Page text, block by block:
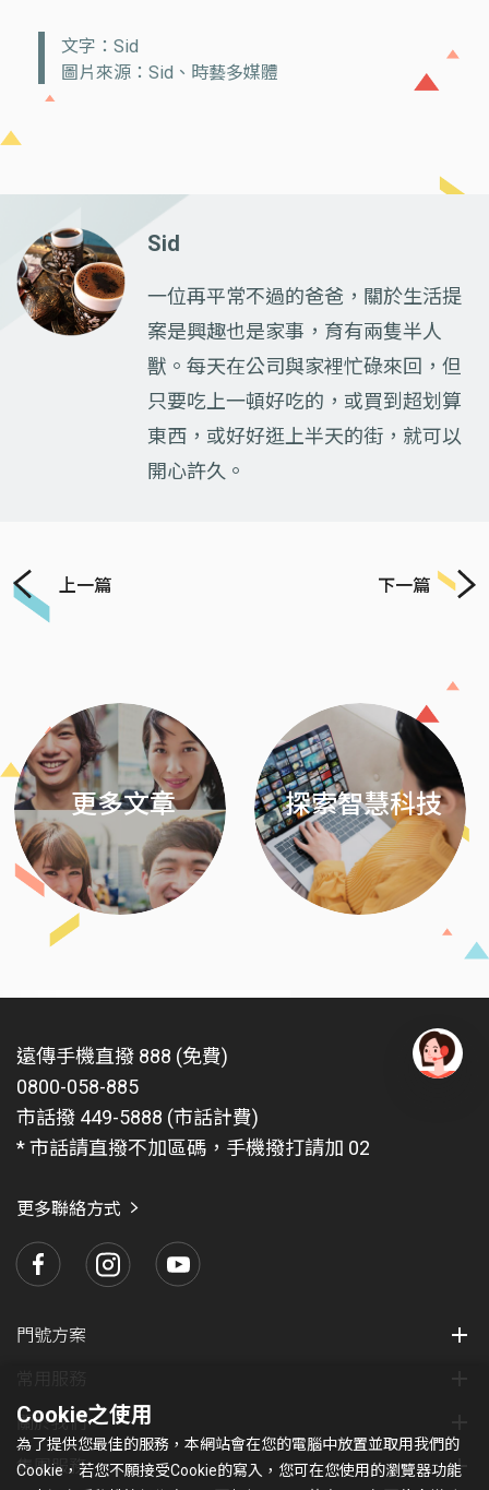
文字：Sid
圖片來源：Sid、時藝多媒體
Sid
一位再平常不過的爸爸，關於生活提
案是興趣也是家事，育有兩隻半人
獸。每天在公司與家裡忙碌來回，但
只要吃上一頓好吃的，或買到超划算
東西，或好好逛上半天的街，就可以
開心許久。
上一篇 下一篇
更多文章 探索智慧科技
遠傳手機直撥 888 (免費)
0800-058-885
市話撥 449-5888 (市話計費)
* 市話請直撥不加區碼，手機撥打請加 02
更多聯絡方式
門號方案
關於我們
集團服務
Cookie之使用
為了提供您最佳的服務，本網站會在您的電腦中放置並取用我們的
Cookie，若您不願接受Cookie的寫入，您可在您使用的瀏覽器功能